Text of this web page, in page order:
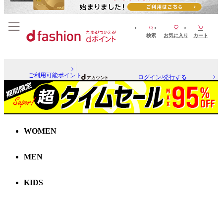
検索 お気に入り カート
ご利用可能ポイント ログイン/発行する
WOMEN
MEN
KIDS